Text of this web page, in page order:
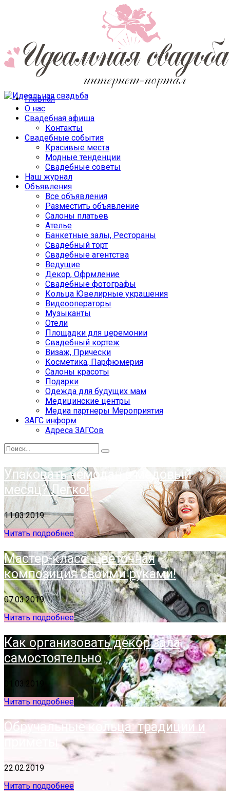
Главная
О нас
Свадебная афиша
Контакты
Свадебные события
Красивые места
Модные тенденции
Свадебные советы
Наш журнал
Объявления
Все объявления
Разместить объявление
Салоны платьев
Ателье
Банкетные залы, Рестораны
Свадебный торт
Свадебные агентства
Ведущие
Декор, Офрмление
Свадебные фотографы
Кольца Ювелирные украшения
Видеооператоры
Музыканты
Отели
Площадки для церемонии
Свадебный кортеж
Визаж, Прически
Косметика, Парфюмерия
Салоны красоты
Подарки
Одежда для будущих мам
Медицинские центры
Медиа партнеры Мероприятия
ЗАГС информ
Адреса ЗАГСов
Упаковать чемодан в медовый
месяц? Легко!
11.03.2019
Читать подробнее
Мастер-класс: цветочная
композиция своими руками!
07.03.2019
Читать подробнее
Как организовать декор зала
самостоятельно
01.03.2019
Читать подробнее
Обручальные кольца: традиции и
приметы
22.02.2019
Читать подробнее